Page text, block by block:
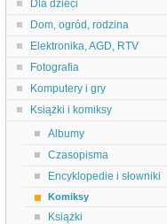
Dla dzieci
Dom, ogród, rodzina
Elektronika, AGD, RTV
Fotografia
Komputery i gry
Książki i komiksy
Albumy
Czasopisma
Encyklopedie i słowniki
Komiksy
Książki